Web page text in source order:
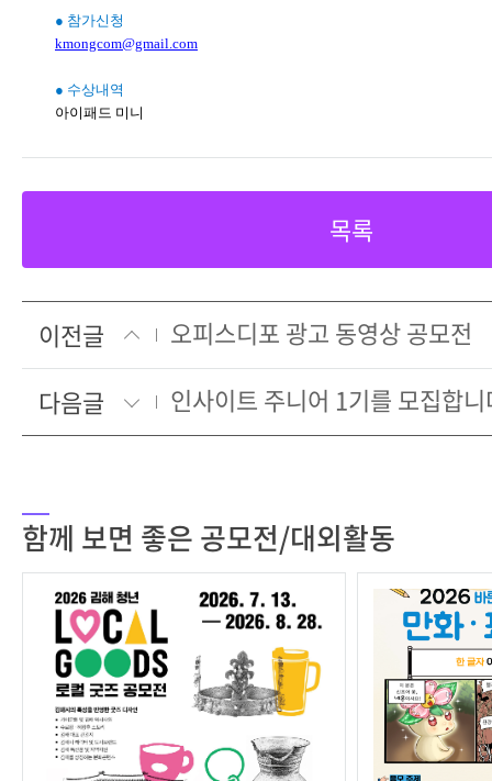
● 참가신청
kmongcom@gmail.com
● 수상내역
아이패드 미니
목록
이전글
오피스디포 광고 동영상 공모전
다음글
인사이트 주니어 1기를 모집합
함께 보면 좋은 공모전/대외활동